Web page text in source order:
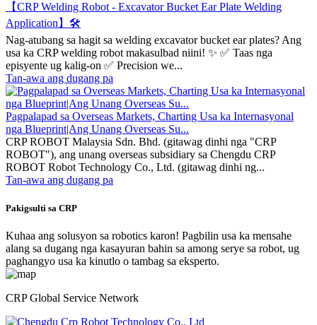
【CRP Welding Robot - Excavator Bucket Ear Plate Welding
Application】🛠️
Nag-atubang sa hagit sa welding excavator bucket ear plates? Ang
usa ka CRP welding robot makasulbad niini! ✨ ✅ Taas nga
episyente ug kalig-on ✅ Precision we...
Tan-awa ang dugang pa
Pagpalapad sa Overseas Markets, Charting Usa ka Internasyonal
nga Blueprint|Ang Unang Overseas Su...
CRP ROBOT Malaysia Sdn. Bhd. (gitawag dinhi nga "CRP
ROBOT"), ang unang overseas subsidiary sa Chengdu CRP
ROBOT Robot Technology Co., Ltd. (gitawag dinhi ng...
Tan-awa ang dugang pa
Pakigsulti sa CRP
Kuhaa ang solusyon sa robotics karon! Pagbilin usa ka mensahe
alang sa dugang nga kasayuran bahin sa among serye sa robot, ug
paghangyo usa ka kinutlo o tambag sa eksperto.
CRP Global Service Network